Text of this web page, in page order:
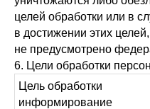
целей обработки или в
в достижении этих
не предусмотрено
6. Цели обработки
Цель обработки
информирование